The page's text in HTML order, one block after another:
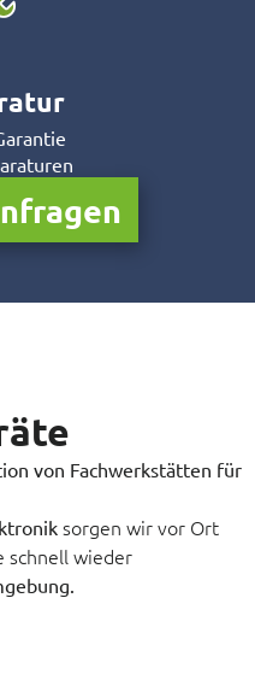
von Fachwerkstätten für
sorgen wir vor Ort
schnell wieder